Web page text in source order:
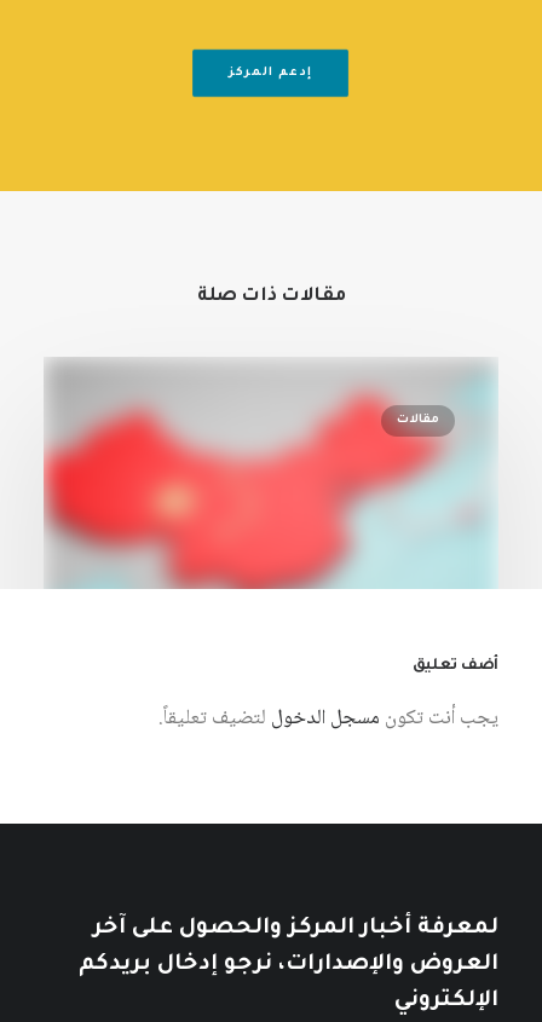
إدعم المركز
مقالات ذات صلة
مقالات
7 أغسطس، 2026
أضف تعليق
يجب أنت تكون مسجل الدخول لتضيف تعليقاً.
لمعرفة أخبار المركز والحصول على آخر
العروض والإصدارات، نرجو إدخال بريدكم
الإلكتروني